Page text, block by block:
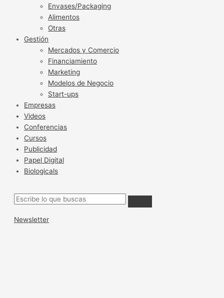
Envases/Packaging
Alimentos
Otras
Gestión
Mercados y Comercio
Financiamiento
Marketing
Modelos de Negocio
Start-ups
Empresas
Videos
Conferencias
Cursos
Publicidad
Papel Digital
Biologicals
Newsletter